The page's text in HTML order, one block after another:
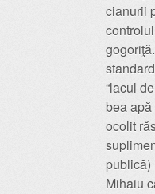
cianurii
“lacul
bea
ocolit
publică)
Mihaiu